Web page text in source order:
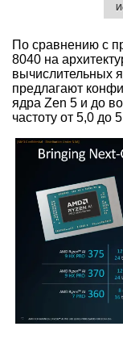
По сравнению с
8040 на
вычислительных
предлагают
ядра Zen 5 и до
частоту от 5,0 до